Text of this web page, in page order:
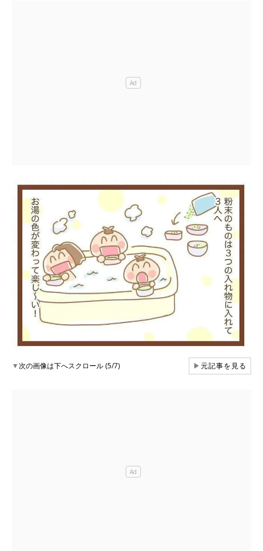
▼次の画像は下へスクロール (5/7) ▶元記事を見る